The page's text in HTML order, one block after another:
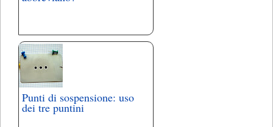
Punti di sospensione: uso
dei tre puntini